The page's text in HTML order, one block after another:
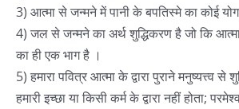
3) आत्मा से जन्मने में पानी के बपतिस्मे का कोई
4) जल से जन्मने का अर्थ शुद्धिकरण है जो कि
का ही एक भाग है ।
5) हमारा पवित्र आत्मा के द्वारा पुराने मनुष्यत्त्व
हमारी इच्छा या किसी कर्म के द्वारा नहीं होता;